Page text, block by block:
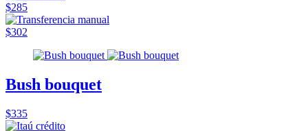
$285
$302
Bush bouquet
$335